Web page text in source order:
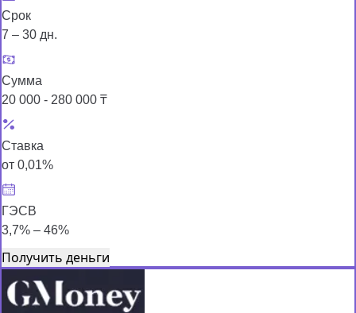
Срок
7 – 30 дн.
Сумма
20 000 - 280 000 ₸
Ставка
от 0,01%
ГЭСВ
3,7% – 46%
Получить деньги